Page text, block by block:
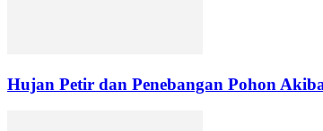
Hujan Petir dan Penebangan Pohon